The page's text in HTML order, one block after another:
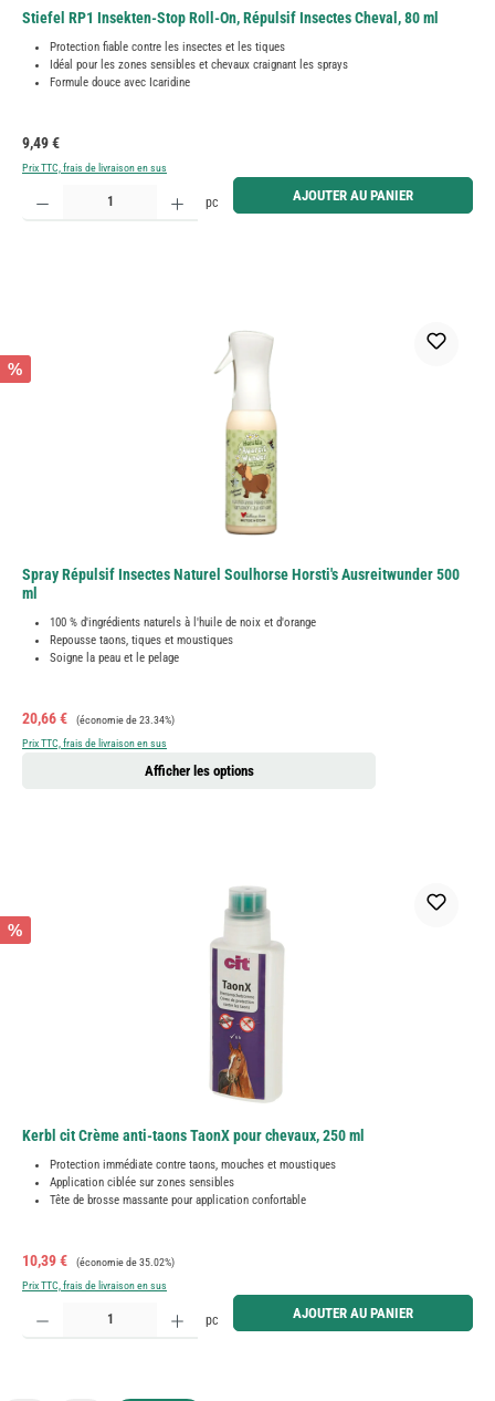
Stiefel RP1 Insekten-Stop Roll-On, Répulsif Insectes Cheval, 80 ml
Protection fiable contre les insectes et les tiques
Idéal pour les zones sensibles et chevaux craignant les sprays
Formule douce avec Icaridine
Prix régulier :
9,49 €
Prix TTC, frais de livraison en sus
Quantité de produit : Entrez la quantité souhaitée ou utilisez les boutons pour augmenter ou
pc AJOUTER AU PANIER
%
Spray Répulsif Insectes Naturel Soulhorse Horsti's Ausreitwunder 500
ml
100 % d'ingrédients naturels à l'huile de noix et d'orange
Repousse taons, tiques et moustiques
Soigne la peau et le pelage
Prix de vente :
20,66 € Prix régulier :
(économie de 23.34%)
Prix TTC, frais de livraison en sus
Afficher les options
%
Kerbl cit Crème anti-taons TaonX pour chevaux, 250 ml
Protection immédiate contre taons, mouches et moustiques
Application ciblée sur zones sensibles
Tête de brosse massante pour application confortable
Prix de vente :
10,39 € Prix régulier :
(économie de 35.02%)
Prix TTC, frais de livraison en sus
Quantité de produit : Entrez la quantité souhaitée ou utilisez les boutons pour augmenter ou
pc AJOUTER AU PANIER